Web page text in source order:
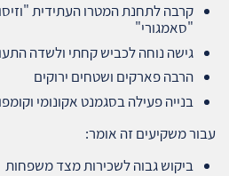
קרבה לתחנת המטרו העתידית
"סאמגורי"
גישה נוחה לכביש קחתי ולשדה
הרבה פארקים ושטחים ירוקים
בנייה פעילה בסגמנט אקונומי
עבור משקיעים זה אומר:
ביקוש גבוה לשכירות מצד משפחות